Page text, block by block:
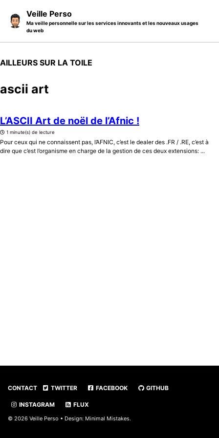
Veille Perso
Ma veille personnelle sur les services innovants et les nouveaux usages
du web
AILLEURS SUR LA TOILE
ascii art
L’ASCII Art de noël de l’Afnic !
1 minute(s) de lecture
Pour ceux qui ne connaissent pas, l’AFNIC, c’est le dealer des .FR / .RE, c’est à
dire que c’est l’organisme en charge de la gestion de ces deux extensions: ...
CONTACT TWITTER FACEBOOK GITHUB
INSTAGRAM FLUX
© 2026 Veille Perso • Design: Minimal Mistakes.